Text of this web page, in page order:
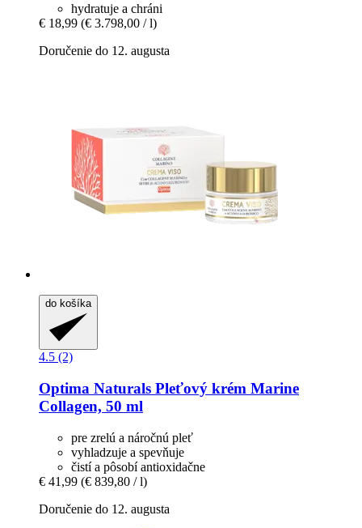
hydratuje a chráni
€ 18,99 (€ 3.798,00 / l)
Doručenie do 12. augusta
do košíka
4.5 (2)
Optima Naturals Pleťový krém Marine
Collagen, 50 ml
pre zrelú a náročnú pleť
vyhladzuje a spevňuje
čistí a pôsobí antioxidačne
€ 41,99 (€ 839,80 / l)
Doručenie do 12. augusta